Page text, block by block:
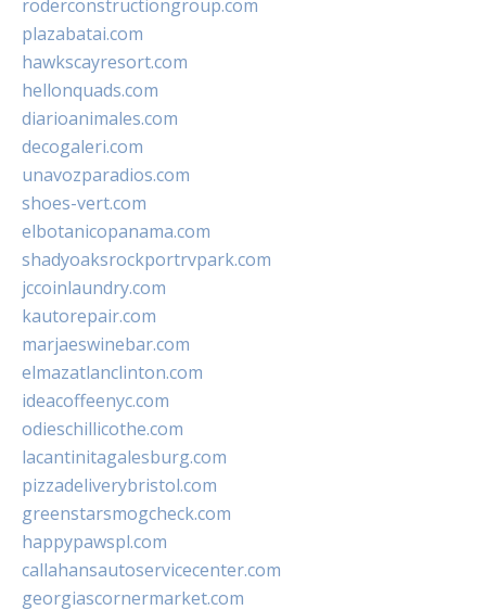
roderconstructiongroup.com
plazabatai.com
hawkscayresort.com
hellonquads.com
diarioanimales.com
decogaleri.com
unavozparadios.com
shoes-vert.com
elbotanicopanama.com
shadyoaksrockportrvpark.com
jccoinlaundry.com
kautorepair.com
marjaeswinebar.com
elmazatlanclinton.com
ideacoffeenyc.com
odieschillicothe.com
lacantinitagalesburg.com
pizzadeliverybristol.com
greenstarsmogcheck.com
happypawspl.com
callahansautoservicecenter.com
georgiascornermarket.com